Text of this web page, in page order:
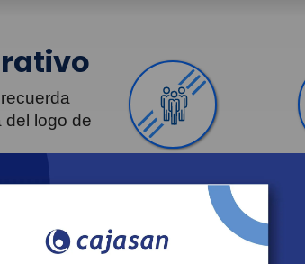
del logo de
Revista Fácil Vivir